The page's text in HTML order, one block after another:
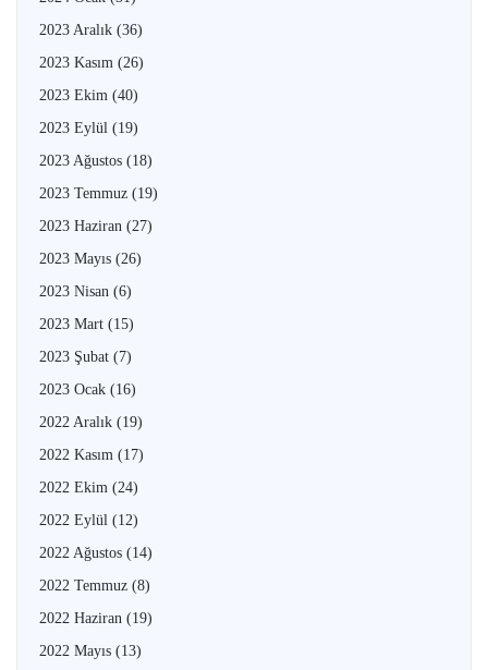
2023 Aralık (36)
2023 Kasım (26)
2023 Ekim (40)
2023 Eylül (19)
2023 Ağustos (18)
2023 Temmuz (19)
2023 Haziran (27)
2023 Mayıs (26)
2023 Nisan (6)
2023 Mart (15)
2023 Şubat (7)
2023 Ocak (16)
2022 Aralık (19)
2022 Kasım (17)
2022 Ekim (24)
2022 Eylül (12)
2022 Ağustos (14)
2022 Temmuz (8)
2022 Haziran (19)
2022 Mayıs (13)